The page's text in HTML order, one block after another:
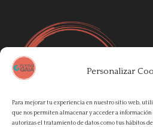
Personalizar
Para mejorar tu experiencia en nuestro sitio web,
que nos permiten almacenar y acceder a
autorizas el tratamiento de datos como tus hábitos